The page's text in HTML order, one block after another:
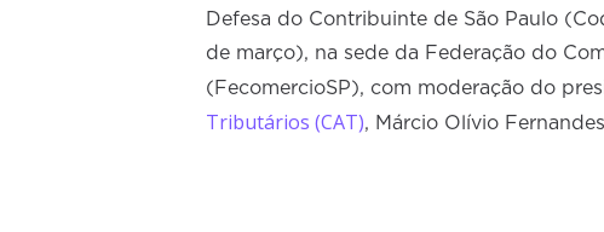
Defesa do Contribuinte de São Paulo
de março), na sede da Federação do
(FecomercioSP), com moderação do
Tributários (CAT), Márcio Olívio